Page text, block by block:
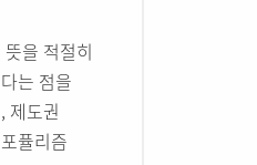
을 적절히
는 점을
제도권
퓰리즘